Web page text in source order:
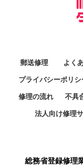
郵送修理 よく
プライバシーポリシ
修理の流れ 不具
法人向け修理
総務省登録修理